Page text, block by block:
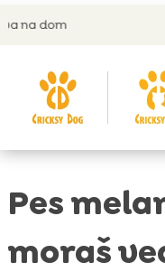
Pes
moraš